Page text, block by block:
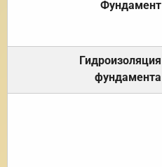
Фундамент
Гидроизоляция
фундамента